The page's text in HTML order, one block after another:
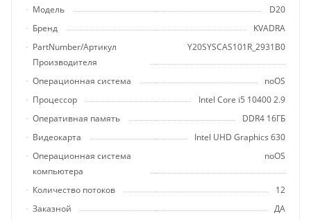
Модель
D20
Бренд
KVADRA
PartNumber/Артикул
Производителя
Y20SYSCAS101R_2931B0
Операционная система
noOS
Процессор
Intel Core i5 10400 2.9
Оперативная память
DDR4 16ГБ
Видеокарта
Intel UHD Graphics 630
Операционная система
компьютера
noOS
Количество потоков
12
Заказной
ДА